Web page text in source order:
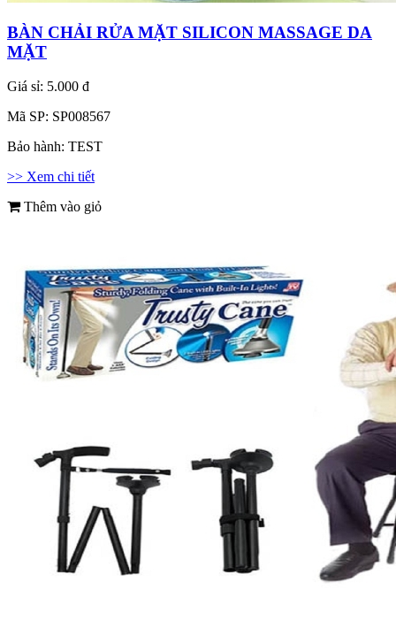
BÀN CHẢI RỬA MẶT SILICON MASSAGE DA
MẶT
Giá sỉ: 5.000 đ
Mã SP: SP008567
Bảo hành: TEST
>> Xem chi tiết
Thêm vào giỏ